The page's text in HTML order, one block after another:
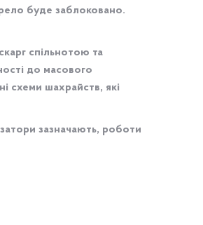
буде заблоковано.
спільнотою та
до масового
схеми шахрайств, які
зазначають, роботи